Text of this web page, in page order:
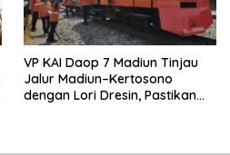
VP KAI Daop 7 Madiun Tinjau
Jalur Madiun–Kertosono
dengan Lori Dresin, Pastikan